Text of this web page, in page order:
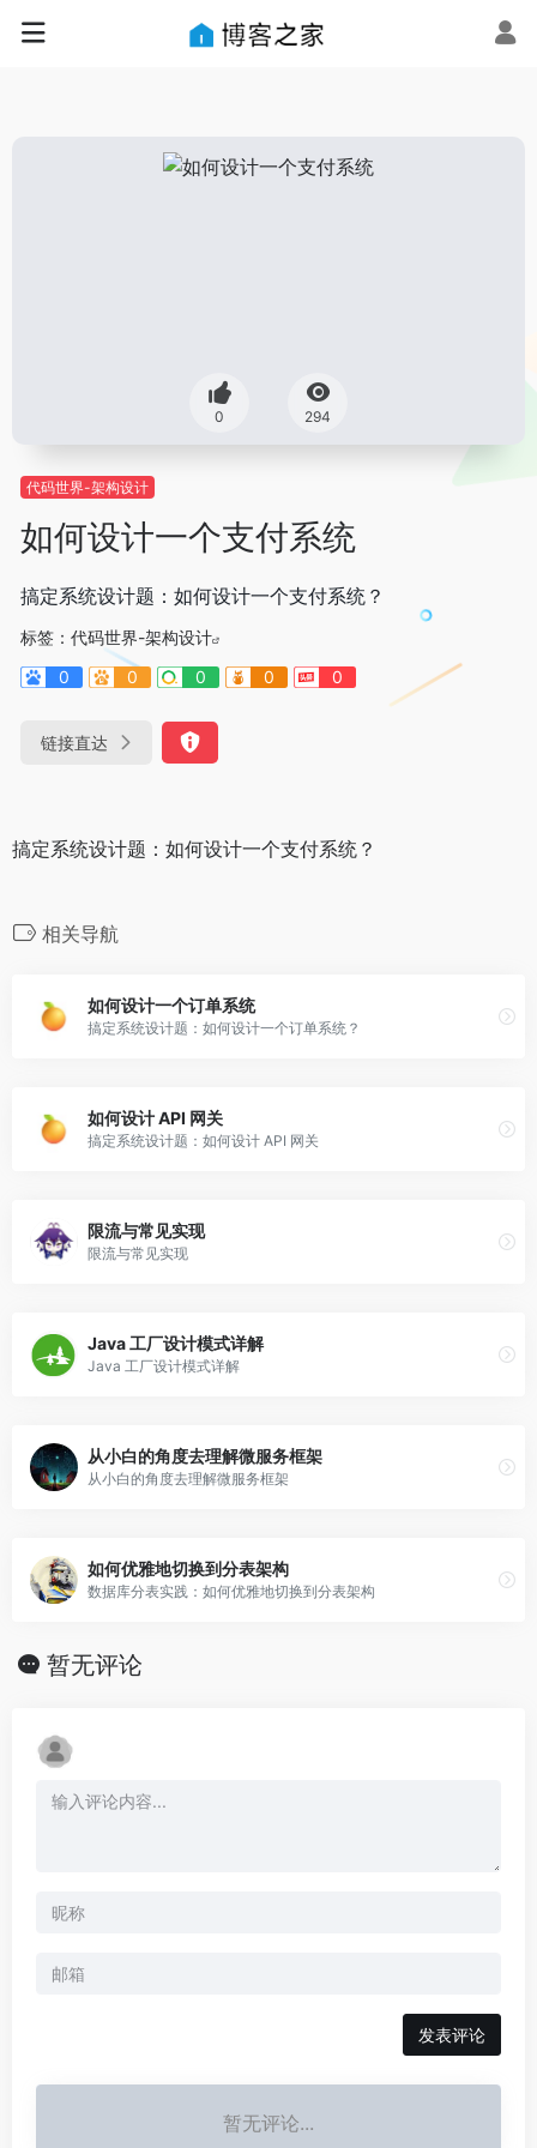
0 294
代码世界-架构设计
如何设计一个支付系统
搞定系统设计题：如何设计一个支付系统？
标签： 代码世界-架构设计
0
0 0 0 0
链接直达
搞定系统设计题：如何设计一个支付系统？
相关导航
如何设计一个订单系统
搞定系统设计题：如何设计一个订单系统？
如何设计 API 网关
搞定系统设计题：如何设计 API 网关
限流与常见实现
限流与常见实现
Java 工厂设计模式详解
Java 工厂设计模式详解
从小白的角度去理解微服务框架
从小白的角度去理解微服务框架
如何优雅地切换到分表架构
数据库分表实践：如何优雅地切换到分表架构
暂无评论
发表评论
暂无评论...